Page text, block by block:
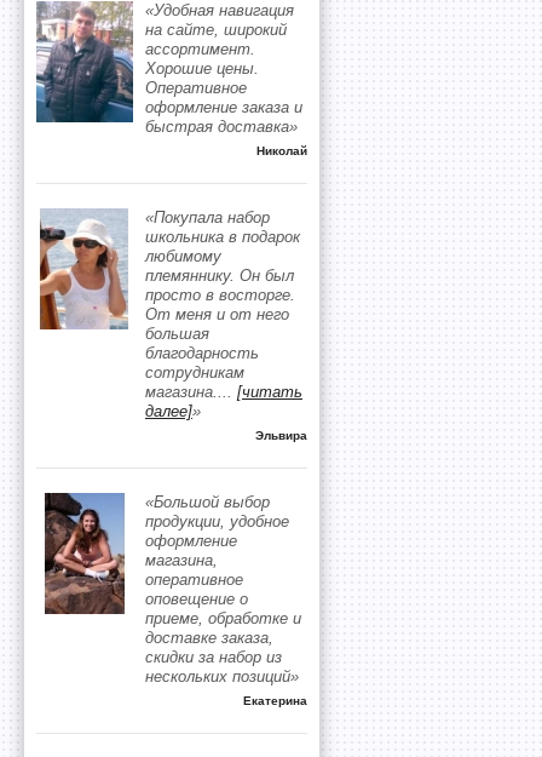
«Удобная навигация
на сайте, широкий
ассортимент.
Хорошие цены.
Оперативное
оформление заказа и
быстрая доставка»
Николай
«Покупала набор
школьника в подарок
любимому
племяннику. Он был
просто в восторге.
От меня и от него
большая
благодарность
сотрудникам
магазина.... [читать
далее]»
Эльвира
«Большой выбор
продукции, удобное
оформление
магазина,
оперативное
оповещение о
приеме, обработке и
доставке заказа,
скидки за набор из
нескольких позиций»
Екатерина